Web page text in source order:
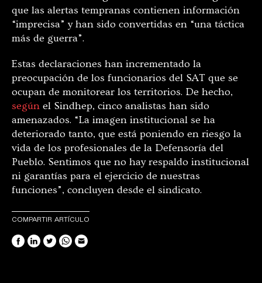
que las alertas tempranas contienen información
“imprecisa” y han sido convertidas en “una táctica
más de guerra”.
Estas declaraciones han incrementado la
preocupación de los funcionarios del SAT que se
ocupan de monitorear los territorios. De hecho,
según el Sindhep, cinco analistas han sido
amenazados. “La imagen institucional se ha
deteriorado tanto, que está poniendo en riesgo la
vida de los profesionales de la Defensoría del
Pueblo. Sentimos que no hay respaldo institucional
ni garantías para el ejercicio de nuestras
funciones”, concluyen desde el sindicato.
COMPARTIR ARTÍCULO